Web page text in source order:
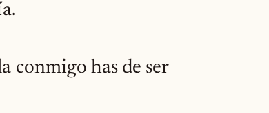
conmigo has de ser